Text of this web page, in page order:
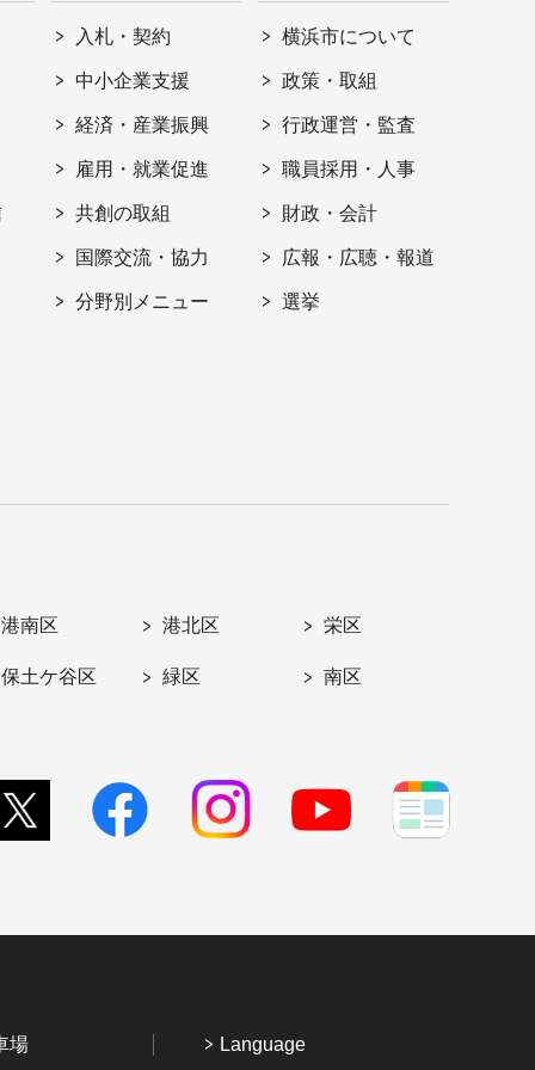
入札・契約
中小企業支援
経済・産業振興
雇用・就業促進
共創の取組
国際交流・協力
分野別メニュー
横浜市について
政策・取組
行政運営・監査
職員採用・人事
財政・会計
広報・広聴・報道
選挙
港南区 港北区 栄区
保土ケ谷区 緑区 南区
場 Language